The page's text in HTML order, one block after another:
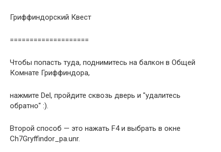
Гриффиндорский Квест
====================
Чтобы попасть туда, поднимитесь на балкон в Общей
Комнате Гриффиндора,
нажмите Del, пройдите сквозь дверь и "удалитесь
обратно" :).
Второй способ — это нажать F4 и выбрать в окне
Ch7Gryffindor_pa.unr.